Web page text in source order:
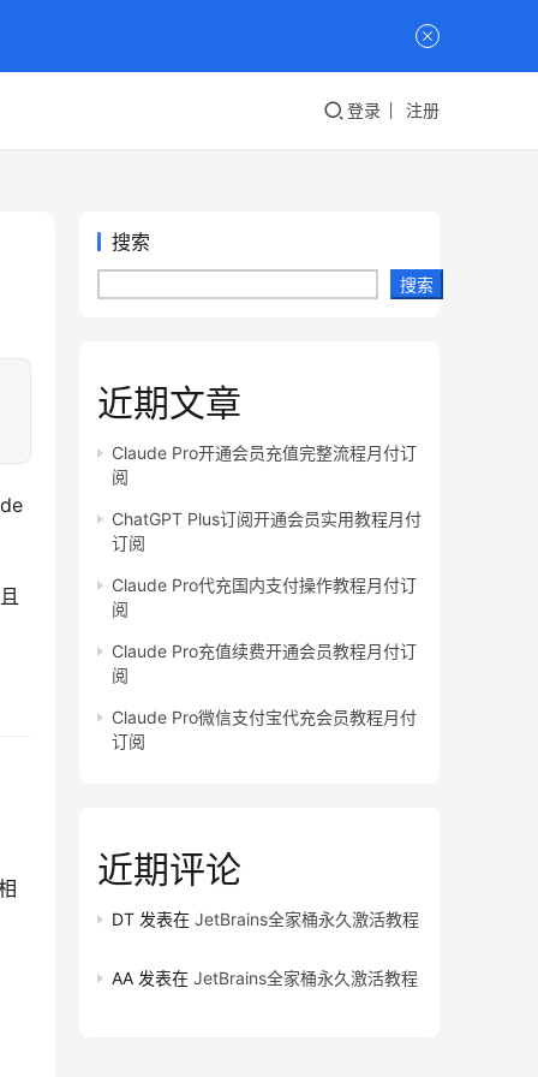
登录 注册
搜索
搜索
近期文章
Claude Pro开通会员充值完整流程月付订
阅
ChatGPT Plus订阅开通会员实用教程月付
订阅
Claude Pro代充国内支付操作教程月付订
阅
Claude Pro充值续费开通会员教程月付订
阅
Claude Pro微信支付宝代充会员教程月付
订阅
近期评论
DT 发表在 JetBrains全家桶永久激活教程
AA 发表在 JetBrains全家桶永久激活教程